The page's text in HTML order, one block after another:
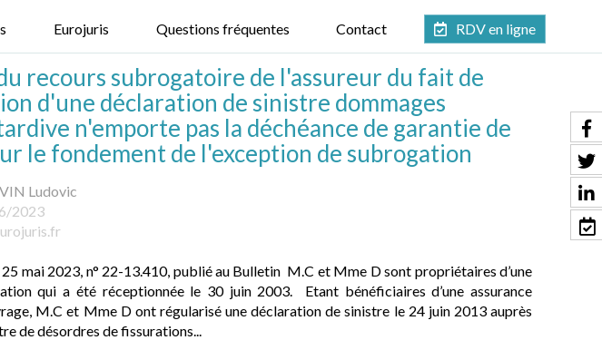
Eurojuris Questions fréquentes Contact RDV en ligne
recours subrogatoire de l'assureur du fait de
d'une déclaration de sinistre dommages
n'emporte pas la déchéance de garantie de
le fondement de l'exception de subrogation
Ludovic
2023
25 mai 2023, n° 22-13.410, publié au Bulletin M.C et Mme D sont propriétaires d’une
qui a été réceptionnée le 30 juin 2003. Etant bénéficiaires d’une assurance
M.C et Mme D ont régularisé une déclaration de sinistre le 24 juin 2013 auprès
de désordres de fissurations...